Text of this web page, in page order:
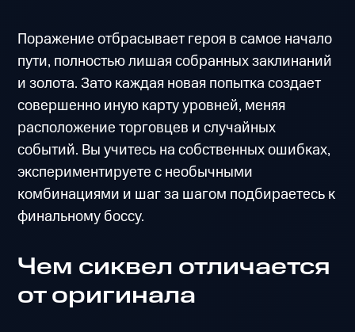
Поражение отбрасывает героя в самое начало
пути, полностью лишая собранных заклинаний
и золота. Зато каждая новая попытка создает
совершенно иную карту уровней, меняя
расположение торговцев и случайных
событий. Вы учитесь на собственных ошибках,
экспериментируете с необычными
комбинациями и шаг за шагом подбираетесь к
финальному боссу.
Чем сиквел отличается
от оригинала